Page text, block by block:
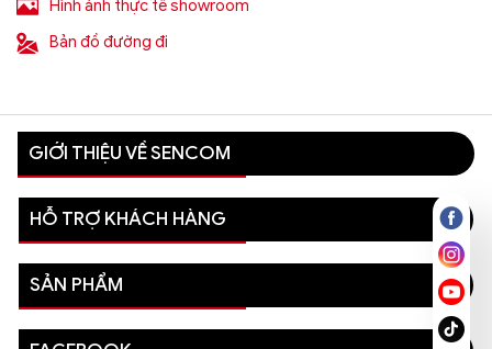
Hình ảnh thực tế showroom
Bản đồ đường đi
GIỚI THIỆU VỀ SENCOM
HỖ TRỢ KHÁCH HÀNG
SẢN PHẨM